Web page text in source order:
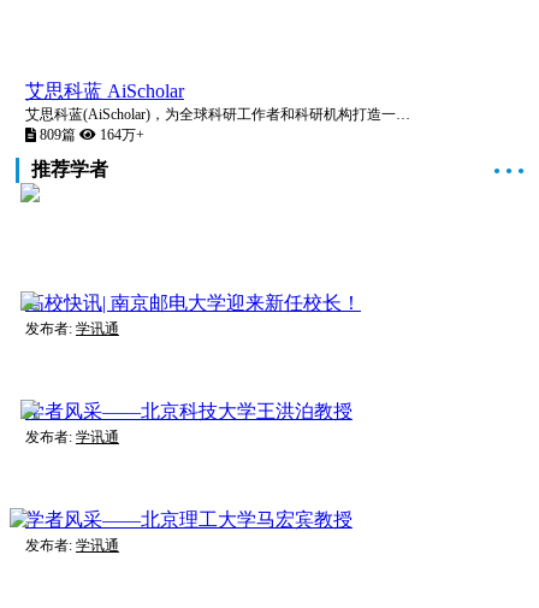
艾思科蓝 AiScholar
艾思科蓝(AiScholar)，为全球科研工作者和科研机构打造一站式科研学术服务数字化和智能化平台，链接全球高校、科研院所及学术机构的优质学术资源，实现科研学术创新成果的输出、传播与转化。
809篇
164万+
推荐学者 ● ● ●
高校快讯| 南京邮电大学迎来新任校长！
发布者: 学讯通
学者风采——北京科技大学王洪泊教授
发布者: 学讯通
学者风采——北京理工大学马宏宾教授
发布者: 学讯通